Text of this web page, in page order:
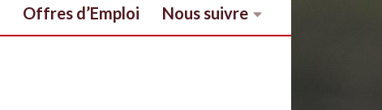
Offres d’Emploi Nous suivre